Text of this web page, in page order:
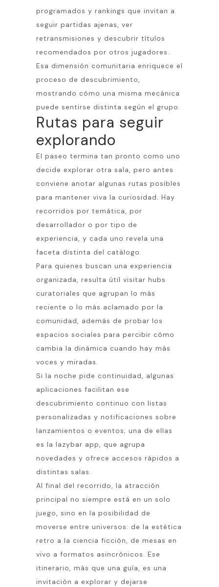
programados y rankings que invitan a
seguir partidas ajenas, ver
retransmisiones y descubrir títulos
recomendados por otros jugadores.
Esa dimensión comunitaria enriquece el
proceso de descubrimiento,
mostrando cómo una misma mecánica
puede sentirse distinta según el grupo.
Rutas para seguir
explorando
El paseo termina tan pronto como uno
decide explorar otra sala, pero antes
conviene anotar algunas rutas posibles
para mantener viva la curiosidad. Hay
recorridos por temática, por
desarrollador o por tipo de
experiencia, y cada uno revela una
faceta distinta del catálogo.
Para quienes buscan una experiencia
organizada, resulta útil visitar hubs
curatoriales que agrupan lo más
reciente o lo más aclamado por la
comunidad, además de probar los
espacios sociales para percibir cómo
cambia la dinámica cuando hay más
voces y miradas.
Si la noche pide continuidad, algunas
aplicaciones facilitan ese
descubrimiento continuo con listas
personalizadas y notificaciones sobre
lanzamientos o eventos; una de ellas
es la lazybar app, que agrupa
novedades y ofrece accesos rápidos a
distintas salas.
Al final del recorrido, la atracción
principal no siempre está en un solo
juego, sino en la posibilidad de
moverse entre universos: de la estética
retro a la ciencia ficción, de mesas en
vivo a formatos asincrónicos. Ese
itinerario, más que una guía, es una
invitación a explorar y dejarse